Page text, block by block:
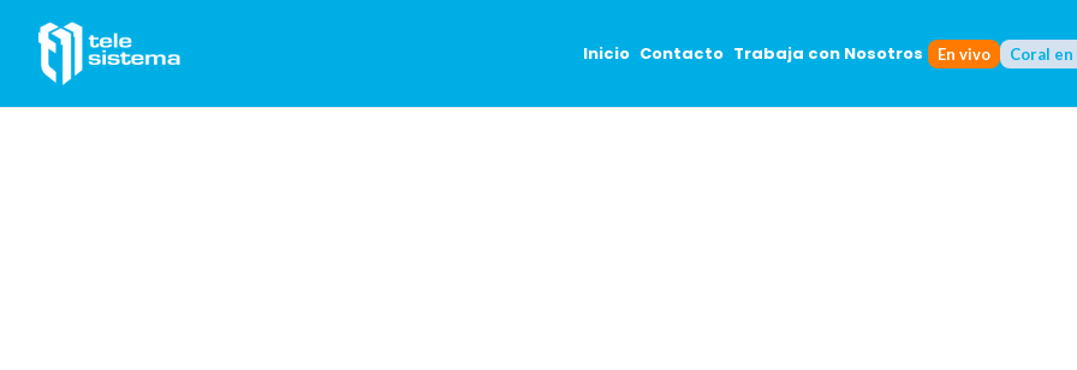
Inicio Contacto Trabaja con Nosotros En vivo Coral